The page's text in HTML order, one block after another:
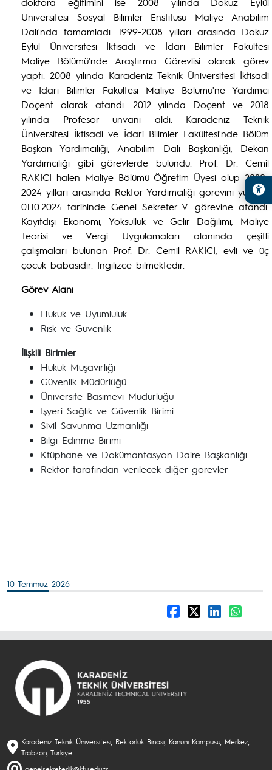
Üniversitesi Sosyal Bilimler Enstitüsü Maliye Anabilim
Dalı'nda tamamladı. 1999-2008 yılları arasında Dokuz
Eylül Üniversitesi İktisadi ve İdari Bilimler Fakültesi
Maliye Bölümü'nde Araştırma Görevlisi olarak görev
yaptı. 2008 yılında Karadeniz Teknik Üniversitesi İktisadi
ve İdari Bilimler Fakültesi Maliye Bölümü'ne Yardımcı
Doçent olarak atandı. 2012 yılında Doçent ve 2018
yılında Profesör ünvanı aldı. Karadeniz Teknik
Üniversitesi İktisadi ve İdari Bilimler Fakültesi'nde Bölüm
Başkan Yardımcılığı, Anabilim Dalı Başkanlığı, Dekan
Yardımcılığı gibi görevlerde bulundu. Prof. Dr. Cemil
RAKICI halen Maliye Bölümü Öğretim Üyesi olup 2020-
2024 yılları arasında Rektör Yardımcılığı görevini yürüttü.
01.10.2024 tarihinde Genel Sekreter V. görevine atandı.
Kayıtdışı Ekonomi, Yoksulluk ve Gelir Dağılımı, Maliye
Teorisi ve Vergi Uygulamaları alanında çeşitli
çalışmaları bulunan Prof. Dr. Cemil RAKICI, evli ve üç
çocuk babasıdır. İngilizce bilmektedir.
Görev Alanı
Hukuk ve Uyumluluk
Risk ve Güvenlik
İlişkili Birimler
Hukuk Müşavirliği
Güvenlik Müdürlüğü
Üniversite Basımevi Müdürlüğü
İşyeri Sağlık ve Güvenlik Birimi
Sivil Savunma Uzmanlığı
Bilgi Edinme Birimi
Ktüphane ve Dokümantasyon Daire Başkanlığı
Rektör tarafından verilecek diğer görevler
10 Temmuz 2026
Karadeniz Teknik Üniversitesi, Rektörlük Binası, Kanuni Kampüsü, Merkez,
Trabzon, Türkiye